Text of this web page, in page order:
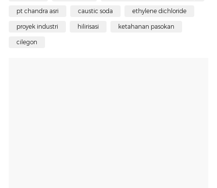
pt chandra asri caustic soda ethylene dichloride
proyek industri hilirisasi ketahanan pasokan
cilegon